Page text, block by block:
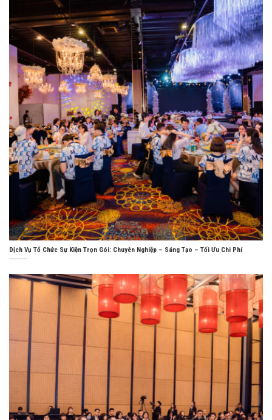
Dịch Vụ Tổ Chức Sự Kiện Trọn Gói: Chuyên Nghiệp – Sáng Tạo – Tối Ưu Chi Phí